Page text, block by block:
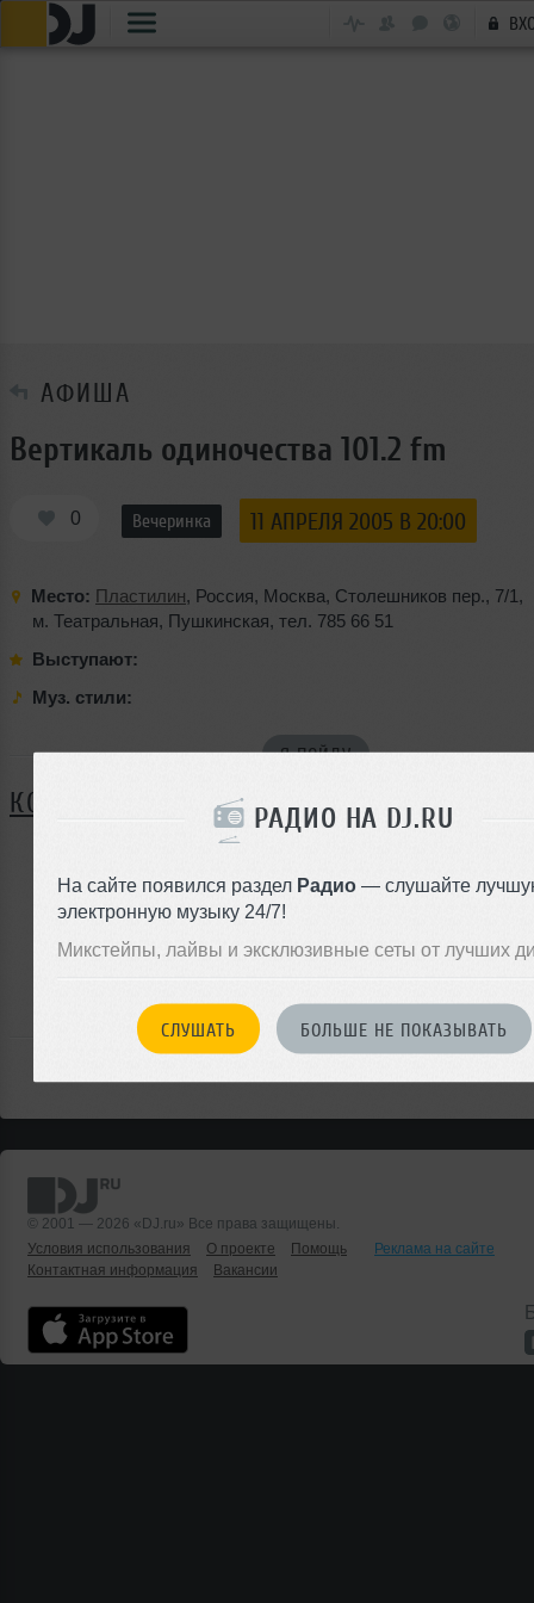
РАДИО НА DJ.RU
На сайте появился раздел Радио — слушайте
электронную музыку 24/7!
Микстейпы, лайвы и эксклюзивные сеты от лучших
СЛУШАТЬ БОЛЬШЕ НЕ ПОКАЗЫВАТЬ
АФИША
Вертикаль одиночества 101.2 fm
0 Вечеринка 11 АПРЕЛЯ 2005 В 20:00
Место: Пластилин, Россия, Москва, Столешников пер., 7/1 ,
м. Театральная, Пушкинская, тел. 785 66 51
Выступают:
Муз. стили:
Я ПОЙДУ
КОММЕНТАРИИ
ЗАРЕГИСТРИРУЙТЕСЬ
Или
© 2001 — 2026 «DJ.ru» Все права защищены.
Условия использования
О проекте Помощь
Реклама на сайте
Контактная информация
Вакансии